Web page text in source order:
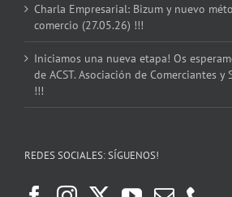
Charla Empresarial: Bizum y nuevo
comercio (27.05.26) !!!
Iniciamos una nueva etapa! Os
de ACST. Asociación de Comerciantes y
!!!
REDES SOCIALES: SÍGUENOS!